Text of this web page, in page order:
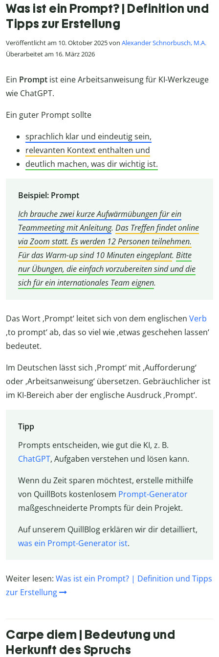
Was ist ein Prompt? | Definition und
Tipps zur Erstellung
Veröffentlicht am 10. Oktober 2025 von Alexander Schnorbusch, M.A.
Überarbeitet am 16. März 2026
Ein Prompt ist eine Arbeitsanweisung für KI-Werkzeuge
wie ChatGPT.
Ein guter Prompt sollte
sprachlich klar und eindeutig sein,
relevanten Kontext enthalten und
deutlich machen, was dir wichtig ist.
Beispiel: Prompt
Ich brauche zwei kurze Aufwärmübungen für ein
Teammeeting mit Anleitung. Das Treffen findet online
via Zoom statt. Es werden 12 Personen teilnehmen.
Für das Warm-up sind 10 Minuten eingeplant. Bitte
nur Übungen, die einfach vorzubereiten sind und die
sich für ein internationales Team eignen.
Das Wort ‚Prompt‘ leitet sich von dem englischen Verb
‚to prompt‘ ab, das so viel wie ‚etwas geschehen lassen‘
bedeutet.
Im Deutschen lässt sich ‚Prompt‘ mit ‚Aufforderung‘
oder ‚Arbeitsanweisung‘ übersetzen. Gebräuchlicher ist
im KI-Bereich aber der englische Ausdruck ‚Prompt‘.
Tipp
Prompts entscheiden, wie gut die KI, z. B.
ChatGPT, Aufgaben verstehen und lösen kann.
Wenn du Zeit sparen möchtest, erstelle mithilfe
von QuillBots kostenlosem Prompt-Generator
maßgeschneiderte Prompts für dein Projekt.
Auf unserem QuillBlog erklären wir dir detailliert,
was ein Prompt-Generator ist.
Weiter lesen: Was ist ein Prompt? | Definition und Tipps
zur Erstellung
Carpe diem | Bedeutung und
Herkunft des Spruchs